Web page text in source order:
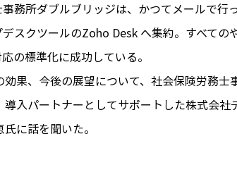
務所ダブルブリッジは、かつてメールで行
スクツールのZoho Desk へ集約。すべての
の標準化に成功している。
果、今後の展望について、社会保険労務士
入パートナーとしてサポートした株式会社
に話を聞いた。